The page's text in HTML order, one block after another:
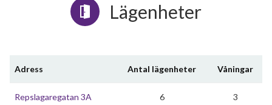
Lägenheter
Adress Antal lägenheter Våningar
Repslagaregatan 3A 6 3